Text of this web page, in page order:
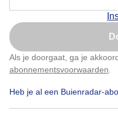
Als je doorgaat, ga je
abonnementsvoorwaarden
Heb je al een Buienradar-
Maïsveld in de wind
Nu niet,
Klik hierom